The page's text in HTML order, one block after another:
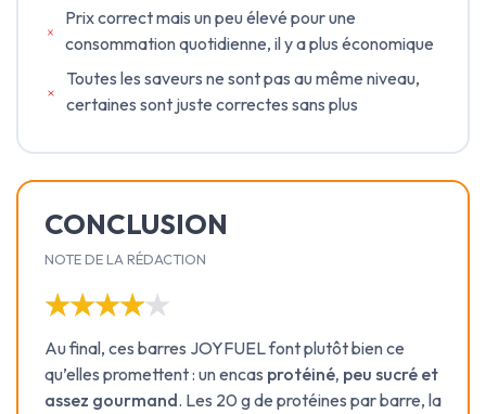
Prix correct mais un peu élevé pour une
consommation quotidienne, il y a plus économique
Toutes les saveurs ne sont pas au même niveau,
certaines sont juste correctes sans plus
CONCLUSION
NOTE DE LA RÉDACTION
★★★★★
★★★★★
Au final, ces barres JOYFUEL font plutôt bien ce
qu’elles promettent : un encas protéiné, peu sucré et
assez gourmand. Les 20 g de protéines par barre, la